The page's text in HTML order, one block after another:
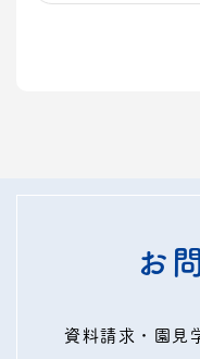
お
資料請求・園見